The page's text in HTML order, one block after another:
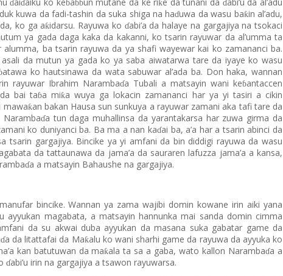
ɗ ɗ ɓ ɓɓ ƙ ɗ
kuwa da fadi-tashin da suka shiga na haɗuwa da wasu baƙin al’adu,
ko ga aƙidarsu. Rayuwa ko ɗabi’a da halaye na gargajiya na tsokaci
ya gada daga kaka da kakanni, ko tsarin rayuwar da al’umma ta
alumma, ba tsarin rayuwa da ya shafi wayewar kai ko zamananci ba.
asali da mutun ya gada ko ya saba aiwatarwa tare da iyaye ko wasu
atawa ko hautsinawa da wata sabuwar al’ada ba. Don haka, wannan
rayuwar Ibrahim Narambaɗa Tubali a matsayin wani keɓantaccen
bai taɓa miƙa wuya ga lokacin zamananci har ya yi tasiri a cikin
mawaƙan bakan Hausa sun sunkuya a rayuwar zamani aka tafi tare da
ɗa tun daga muhallinsa da yarantakarsa har zuwa girma da
ko duniyanci ba. Ba ma a nan kaɗai ba, a’a har a tsarin abinci da
tsarin gargajiya. Bincike ya yi amfani da bin diddigi rayuwa da wasu
da tattaunawa da jama’a da sauraren lafuzza jama’a a kansa,
ɗa a matsayin Bahaushe na gargajiya.
bincike. Wannan ya zama wajibi domin kowane irin aiki yana
magabata, a matsayin hannunka mai sanda domin cimma
da su akwai duba ayyukan da masana suka gabatar game da
ɗa da litattafai da Maƙalu ko wani sharhi game da rayuwa da ayyuka ko
kan batutuwan da maƙala ta sa a gaba, wato kallon Narambaɗa a
ɗabi’u irin na gargajiya a tsawon rayuwarsa.